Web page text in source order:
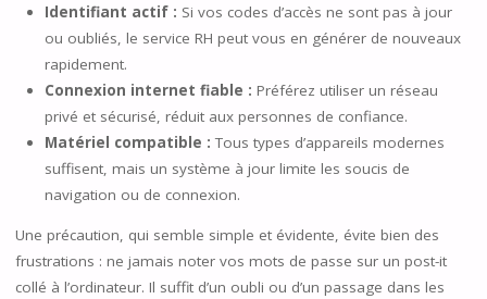
Identifiant actif : Si vos codes d’accès ne sont pas à jour
ou oubliés, le service RH peut vous en générer de nouveaux
rapidement.
Connexion internet fiable : Préférez utiliser un réseau
privé et sécurisé, réduit aux personnes de confiance.
Matériel compatible : Tous types d’appareils modernes
suffisent, mais un système à jour limite les soucis de
navigation ou de connexion.
Une précaution, qui semble simple et évidente, évite bien des
frustrations : ne jamais noter vos mots de passe sur un post-it
collé à l’ordinateur. Il suffit d’un oubli ou d’un passage dans les